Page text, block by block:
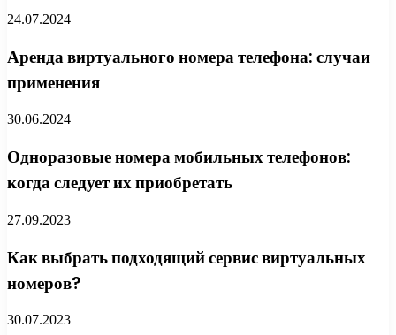
24.07.2024
Аренда виртуального номера телефона: случаи
применения
30.06.2024
Одноразовые номера мобильных телефонов:
когда следует их приобретать
27.09.2023
Как выбрать подходящий сервис виртуальных
номеров?
30.07.2023